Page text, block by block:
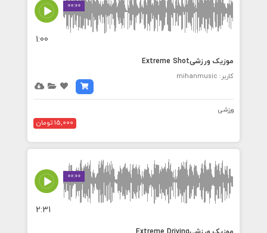
00:00
1:00
موزیک ورزشیExtreme Shot
کاربر: mihanmusic
ورزشی
15,000 تومان
00:00
2:31